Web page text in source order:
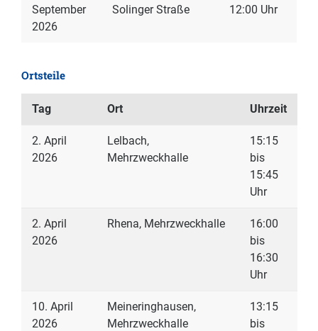
September
2026
Solinger Straße 12:00 Uhr
Ortsteile
Tag Ort Uhrzeit
2. April
2026
Lelbach,
Mehrzweckhalle
15:15
bis
15:45
Uhr
2. April
2026
Rhena, Mehrzweckhalle
16:00
bis
16:30
Uhr
10. April
2026
Meineringhausen,
Mehrzweckhalle
13:15
bis